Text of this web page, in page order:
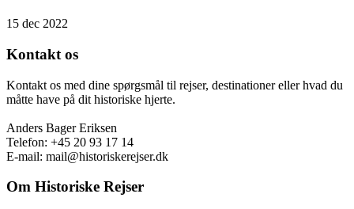
15 dec 2022
Kontakt os
Kontakt os med dine spørgsmål til rejser, destinationer eller hvad du
måtte have på dit historiske hjerte.
Anders Bager Eriksen
Telefon: +45 20 93 17 14
E-mail: mail@historiskerejser.dk
Om Historiske Rejser